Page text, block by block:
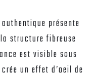
présente
structure fibreuse
est visible sous
un effet d’oeil de